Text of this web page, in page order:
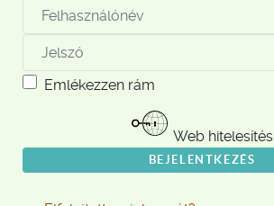
Felhasználónév
Jelszó
Emlékezzen rám
Web hitelesítés
BEJELENTKEZÉS